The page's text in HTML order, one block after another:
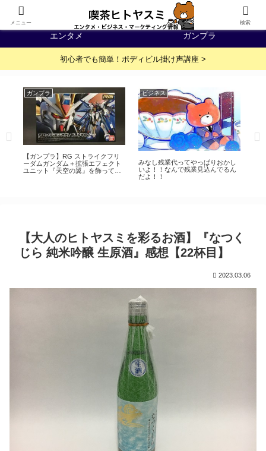
イベント・展示会
エンタメ ガンプラ
初心者でも簡単！ボディビル掛け声講座 >
ガンプラ
【ガンプラ】RG ストライクフリ
ーダムガンダム＋拡張エフェクト
ユニット『天空の翼』を飾ってみ
ビジネス
みなし残業代ってやっぱりおかし
いよ！！なんで残業見込んでるん
だよ！！
【大人のヒトヤスミを彩るお酒】『なつく
じら 純米吟醸 生原酒』感想【22杯目】
2023.03.06
メニュー 検索